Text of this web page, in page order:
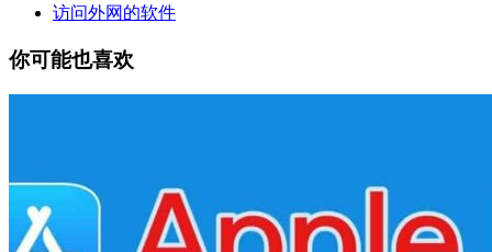
访问外网的软件
你可能也喜欢